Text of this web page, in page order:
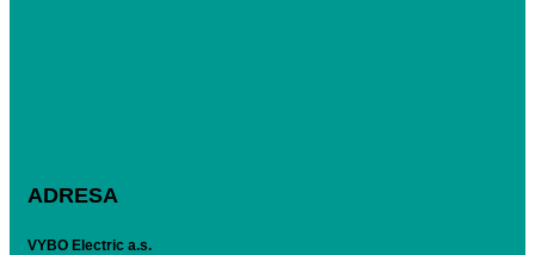
ADRESA
VYBO Electric a.s.